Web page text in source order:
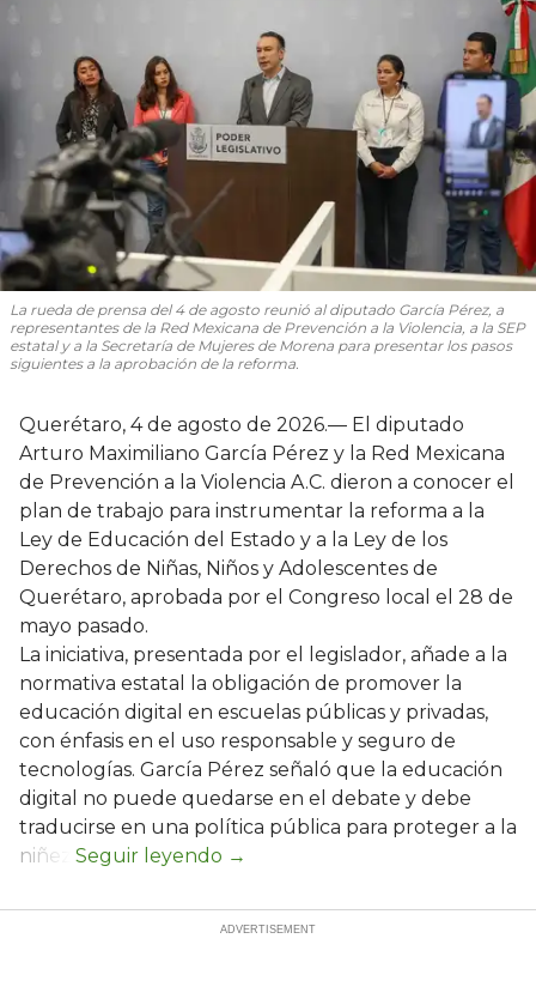
La rueda de prensa del 4 de agosto reunió al diputado García Pérez, a
representantes de la Red Mexicana de Prevención a la Violencia, a la SEP
estatal y a la Secretaría de Mujeres de Morena para presentar los pasos
siguientes a la aprobación de la reforma.
Querétaro, 4 de agosto de 2026.— El diputado
Arturo Maximiliano García Pérez y la Red Mexicana
de Prevención a la Violencia A.C. dieron a conocer el
plan de trabajo para instrumentar la reforma a la
Ley de Educación del Estado y a la Ley de los
Derechos de Niñas, Niños y Adolescentes de
Querétaro, aprobada por el Congreso local el 28 de
mayo pasado.
La iniciativa, presentada por el legislador, añade a la
normativa estatal la obligación de promover la
educación digital en escuelas públicas y privadas,
con énfasis en el uso responsable y seguro de
tecnologías. García Pérez señaló que la educación
digital no puede quedarse en el debate y debe
traducirse en una política pública para proteger a la
niñez.